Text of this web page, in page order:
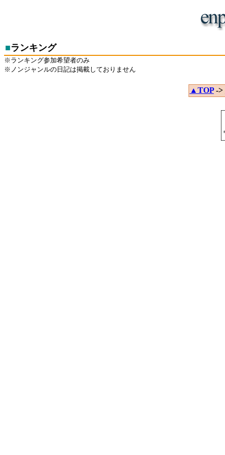
■ランキング
※ランキング参加希望者のみ
※ノンジャンルの日記は掲載しておりません
▲TOP->